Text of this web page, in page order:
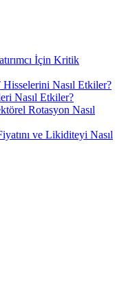
İçin Kritik
Nasıl Etkiler?
Nasıl Etkiler?
Rotasyon Nasıl
ve Likiditeyi Nasıl